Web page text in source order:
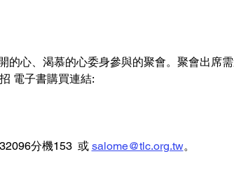
心、渴慕的心委身參與的聚會。聚會出席
電子書購買連結:
分機153  或 salome@tlc.org.tw。